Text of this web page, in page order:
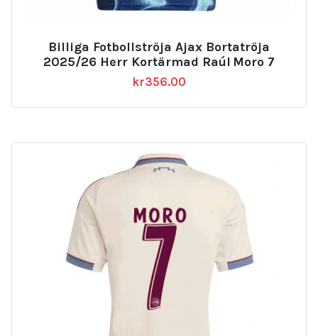
Billiga Fotbollströja Ajax Bortatröja
2025/26 Herr Kortärmad Raúl Moro 7
kr356.00